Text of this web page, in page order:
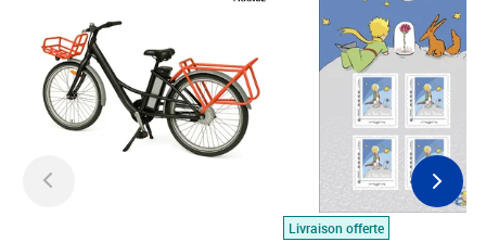
Livraison offerte